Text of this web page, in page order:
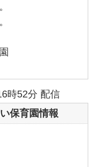
時52分 配信
保育園情報